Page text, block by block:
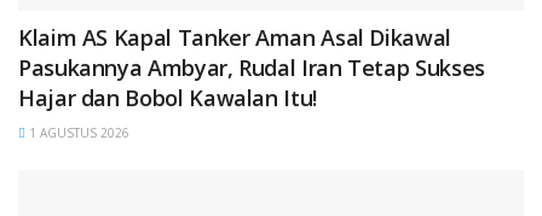
Klaim AS Kapal Tanker Aman Asal Dikawal
Pasukannya Ambyar, Rudal Iran Tetap Sukses
Hajar dan Bobol Kawalan Itu!
1 AGUSTUS 2026